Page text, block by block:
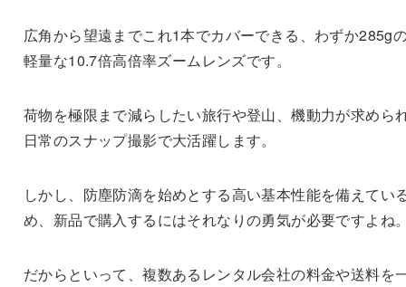
広角から望遠までこれ1本でカバーできる、わずか285g
軽量な10.7倍高倍率ズームレンズです。
荷物を極限まで減らしたい旅行や登山、機動力が求めら
日常のスナップ撮影で大活躍します。
しかし、防塵防滴を始めとする高い基本性能を備えてい
め、新品で購入するにはそれなりの勇気が必要ですよね
だからといって、複数あるレンタル会社の料金や送料を